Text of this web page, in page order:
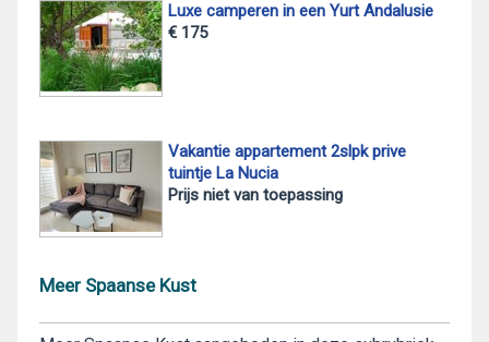
Luxe camperen in een Yurt Andalusie
€ 175
Vakantie appartement 2slpk prive
tuintje La Nucia
Prijs niet van toepassing
Meer Spaanse Kust